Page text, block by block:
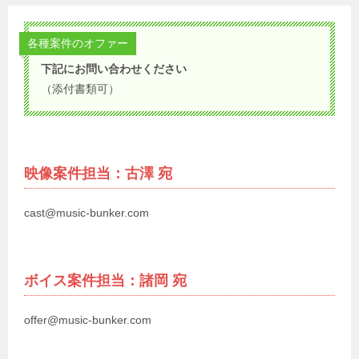
各種案件のオファー
下記にお問い合わせください
（添付書類可）
映像案件担当：古澤 宛
cast@music-bunker.com
ボイス案件担当：諸岡 宛
offer@music-bunker.com